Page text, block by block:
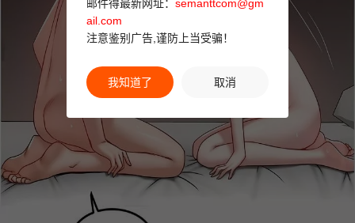
邮件得最新网址： semanttcom@gm
ail.com
注意鉴别广告,谨防上当受骗！
我知道了 取消